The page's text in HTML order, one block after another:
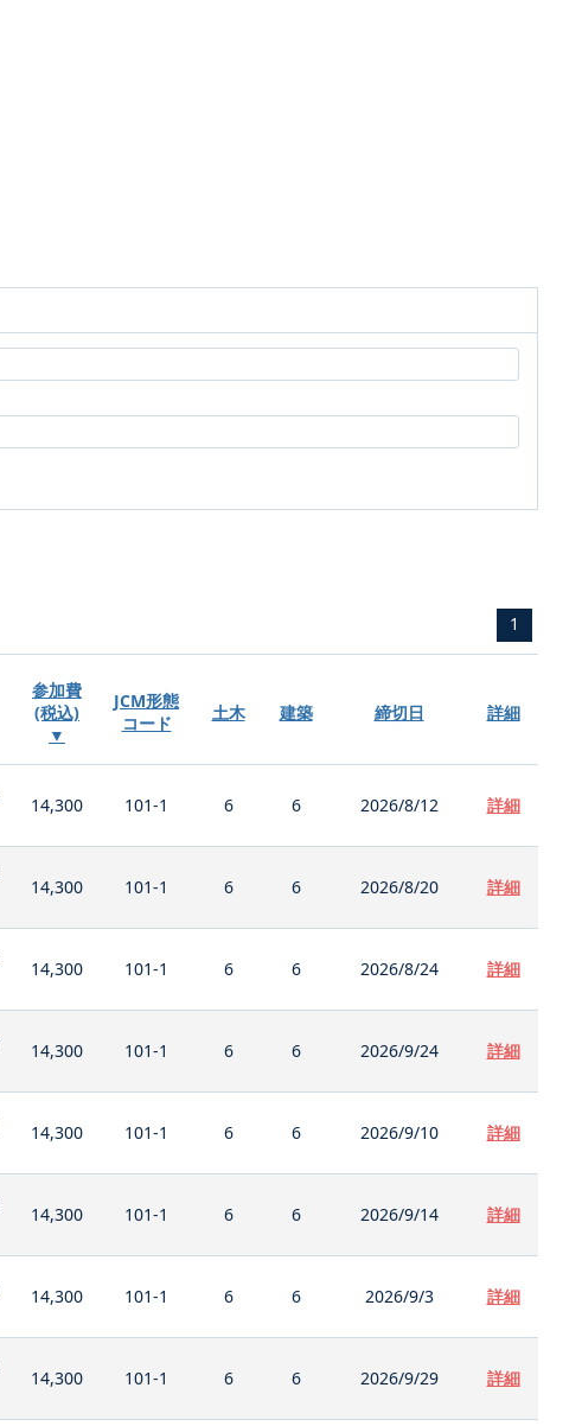
1
参加費
(税込)
▼
JCM形態
コード
土木 建築 締切日 詳細
14,300 101-1 6 6 2026/8/12 詳細
14,300 101-1 6 6 2026/8/20 詳細
14,300 101-1 6 6 2026/8/24 詳細
14,300 101-1 6 6 2026/9/24 詳細
14,300 101-1 6 6 2026/9/10 詳細
14,300 101-1 6 6 2026/9/14 詳細
14,300 101-1 6 6 2026/9/3 詳細
14,300 101-1 6 6 2026/9/29 詳細